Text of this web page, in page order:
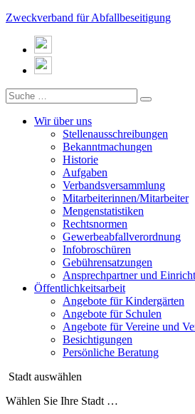
Zweckverband für Abfallbeseitigung
Wir über uns
Stellenausschreibungen
Bekanntmachungen
Historie
Aufgaben
Verbandsversammlung
Mitarbeiterinnen/Mitarbeiter
Mengenstatistiken
Rechtsnormen
Gewerbeabfallverordnung
Infobroschüren
Gebührensatzungen
Ansprechpartner und
Öffentlichkeitsarbeit
Angebote für Kindergärten
Angebote für Schulen
Angebote für Vereine und
Besichtigungen
Persönliche Beratung
Stadt auswählen
Wählen Sie Ihre Stadt …